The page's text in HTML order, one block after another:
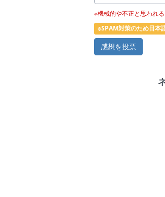
※機械的や不正と思われ
※SPAM対策のため日本